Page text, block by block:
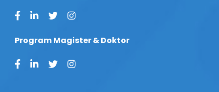
Program Magister & Doktor